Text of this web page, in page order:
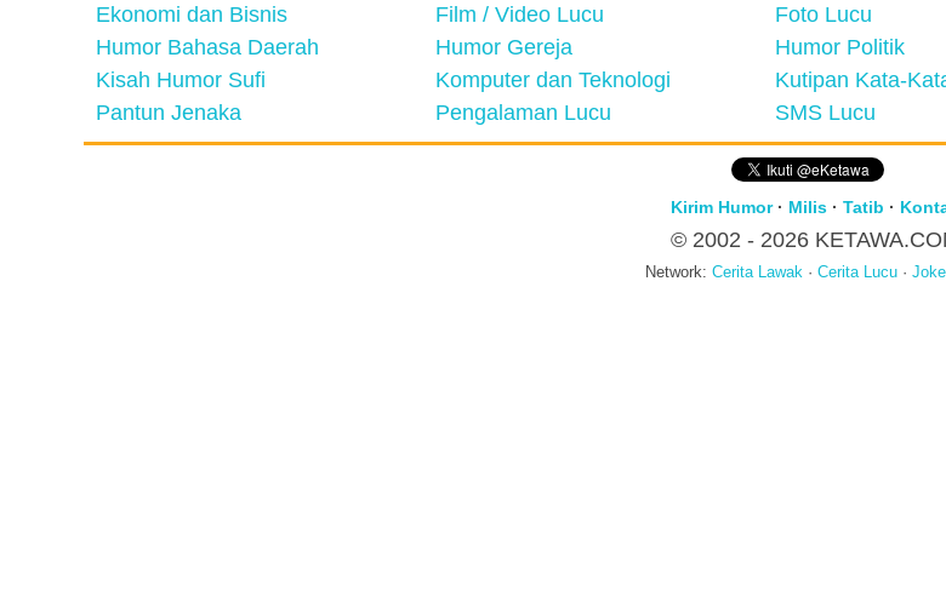
Ekonomi dan Bisnis
Film / Video Lucu Foto Lucu
Humor Bahasa Daerah
Humor Gereja Humor Politik
Kisah Humor Sufi
Komputer dan Teknologi Kutipan Kata-
Pantun Jenaka
Pengalaman Lucu SMS Lucu
Kirim Humor· Milis · Tatib ·
© 2002 - 2026
Network: Cerita Lawak · Cerita Lucu ·